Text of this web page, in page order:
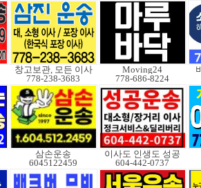
창고보관, 모든 이사
778-238-3683
Moving24
778-686-8224
삼손운송
6045122459
이사도 인생도 성공
604-442-0737